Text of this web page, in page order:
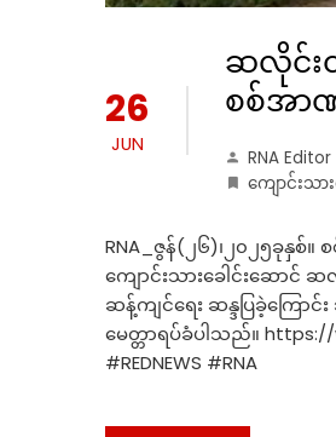
26
JUN
ဆလိုင်း
စစ်အာဏ
RNA Editor
ကျောင်းသာ
RNA_ဇွန်(၂၆)၊၂၀၂၅ခုနှစ်
ကျောင်းသားခေါင်းဆော
ဆန့်ကျင်ရေး ဆန္ဒပြခဲ့ကြော
မေတ္တာရပ်ခံပါသည်။ https://
#REDNEWS #RNA